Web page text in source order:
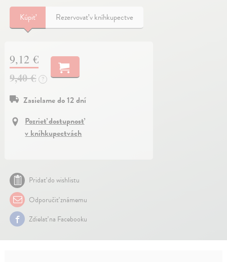
Kúpiť Rezervovať v kníhkupectve
9,12 €
9,40 €
?
Zasielame do 12 dní
Pozrieť dostupnosť
v kníhkupectvách
Pridať do wishlistu
Odporučiť známemu
Zdielať na Facebooku